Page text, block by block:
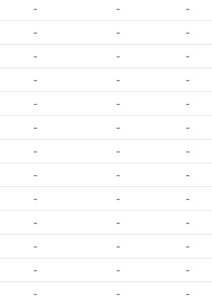
- - -
- - -
- - -
- - -
- - -
- - -
- - -
- - -
- - -
- - -
- - -
- - -
- - -